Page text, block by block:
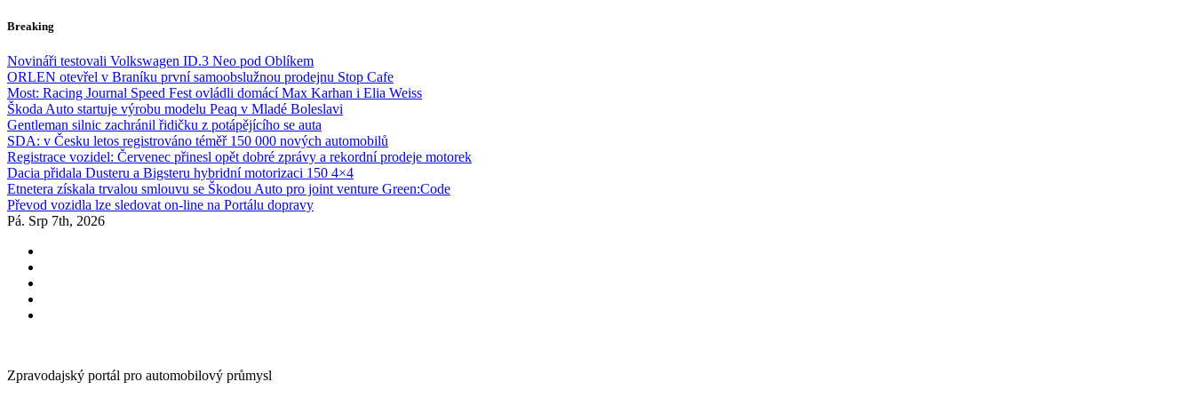
Skip
content
Breaking
Novináři testovali Volkswagen ID.3 Neo pod Oblíkem
ORLEN otevřel v Braníku první samoobslužnou prodejnu Stop Cafe
Most: Racing Journal Speed Fest ovládli domácí Max Karhan i Elia Weiss
Škoda Auto startuje výrobu modelu Peaq v Mladé Boleslavi
Gentleman silnic zachránil řidičku z potápějícího se auta
SDA: v Česku letos registrováno téměř 150 000 nových automobilů
Registrace vozidel: Červenec přinesl opět dobré zprávy a rekordní prodeje motorek
Dacia přidala Dusteru a Bigsteru hybridní motorizaci 150 4×4
Etnetera získala trvalou smlouvu se Škodou Auto pro joint venture Green:Code
Převod vozidla lze sledovat on-line na Portálu dopravy
Pá. Srp 7th, 2026
Zpravodajský portál pro automobilový průmysl